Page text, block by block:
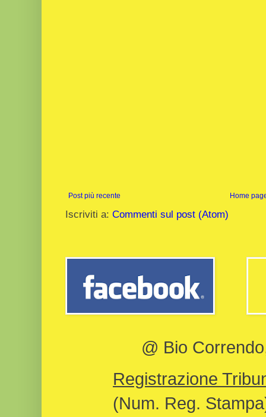
Post più recente Home
Iscriviti a: Commenti sul post (Atom)
@ Bio
Registrazione
(Num. Reg.